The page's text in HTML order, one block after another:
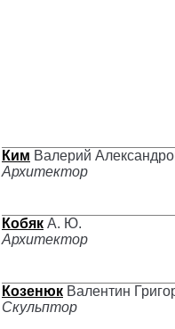
Ким Валерий
Архитектор
Кобяк А. Ю.
Архитектор
Козенюк Валентин
Скульптор